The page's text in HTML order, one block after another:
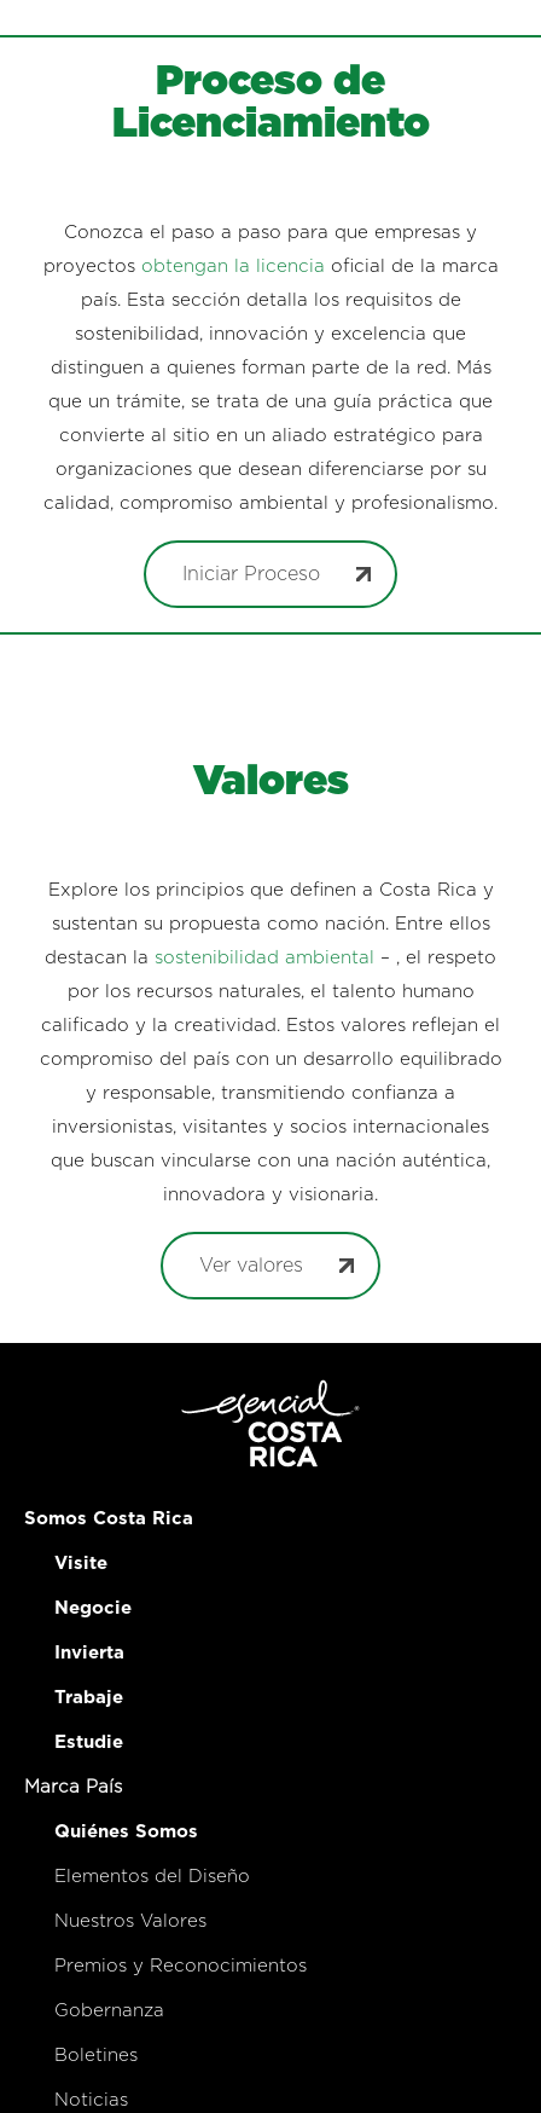
Proceso de
Licenciamiento
Conozca el paso a paso para que empresas y
proyectos obtengan la licencia oficial de la marca
país. Esta sección detalla los requisitos de
sostenibilidad, innovación y excelencia que
distinguen a quienes forman parte de la red. Más
que un trámite, se trata de una guía práctica que
convierte al sitio en un aliado estratégico para
organizaciones que desean diferenciarse por su
calidad, compromiso ambiental y profesionalismo.
Iniciar Proceso
Valores
Explore los principios que definen a Costa Rica y
sustentan su propuesta como nación. Entre ellos
destacan la sostenibilidad ambiental
– , el respeto
por los recursos naturales, el talento humano
calificado y la creatividad. Estos valores reflejan el
compromiso del país con un desarrollo equilibrado
y responsable, transmitiendo confianza a
inversionistas, visitantes y socios internacionales
que buscan vincularse con una nación auténtica,
innovadora y visionaria.
Ver valores
Somos Costa Rica
Visite
Negocie
Invierta
Trabaje
Estudie
Marca País
Quiénes Somos
Elementos del Diseño
Nuestros Valores
Premios y Reconocimientos
Gobernanza
Boletines
Noticias